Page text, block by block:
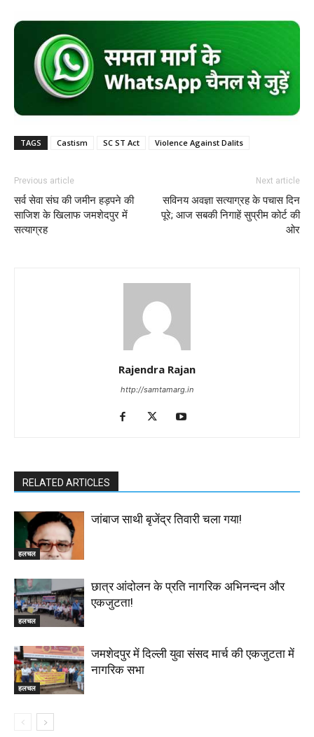
TAGS Castism SC ST Act Violence Against Dalits
Previous article
सर्व सेवा संघ की जमीन हड़पने की
साजिश के खिलाफ जमशेदपुर में
सत्याग्रह
Next article
सविनय अवज्ञा सत्याग्रह के पचास दिन
पूरे; आज सबकी निगाहें सुप्रीम कोर्ट की
ओर
Rajendra Rajan
http://samtamarg.in
RELATED ARTICLES
हलचल
जांबाज साथी बृजेंद्र तिवारी चला गया!
हलचल
छात्र आंदोलन के प्रति नागरिक अभिनन्दन और
एकजुटता!
हलचल
जमशेदपुर में दिल्ली युवा संसद मार्च की एकजुटता में
नागरिक सभा